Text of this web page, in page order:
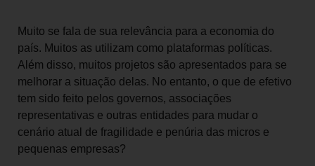
Muito se fala de sua relevância para a economia do
país. Muitos as utilizam como plataformas políticas.
Além disso, muitos projetos são apresentados para se
melhorar a situação delas. No entanto, o que de efetivo
tem sido feito pelos governos, associações
representativas e outras entidades para mudar o
cenário atual de fragilidade e penúria das micros e
pequenas empresas?